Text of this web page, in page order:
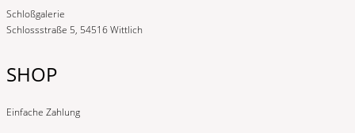
Schloßgalerie
Schlossstraße 5, 54516 Wittlich
SHOP
Einfache Zahlung